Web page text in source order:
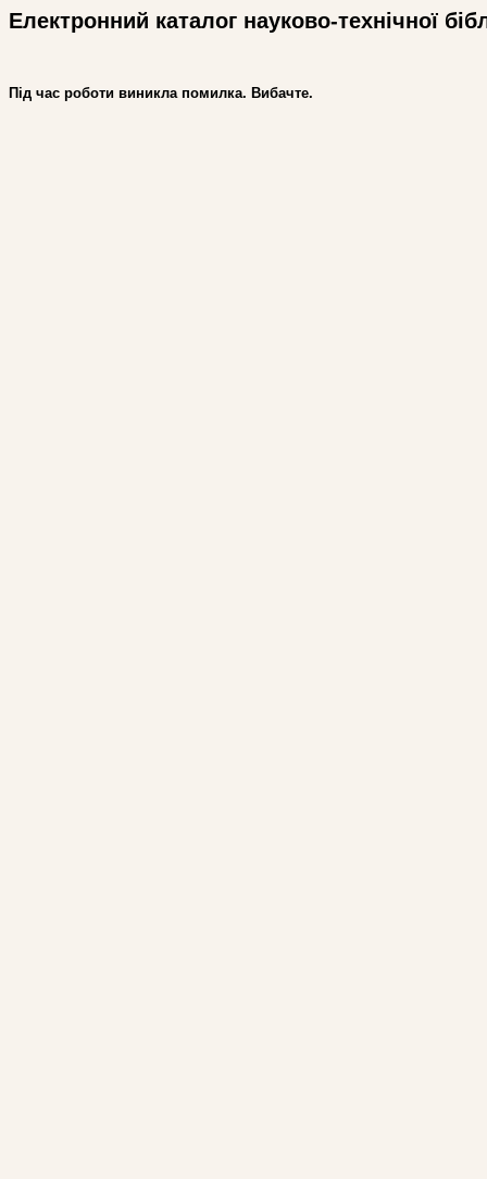
Електронний каталог науково-технічної
Під час роботи виникла помилка. Вибачте.